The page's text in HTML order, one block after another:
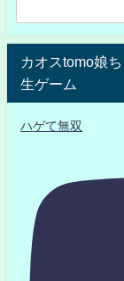
カオスtomo娘
生ゲーム
ハゲて無双